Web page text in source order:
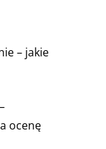
– jakie
ocenę